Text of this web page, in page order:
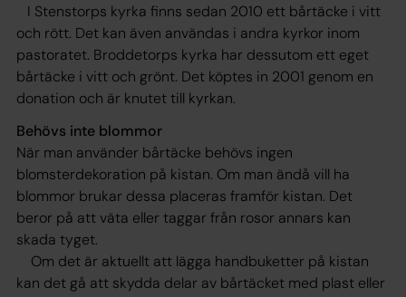
I Stenstorps kyrka finns sedan 2010 ett bårtäcke i vitt
och rött. Det kan även användas i andra kyrkor inom
pastoratet. Broddetorps kyrka har dessutom ett eget
bårtäcke i vitt och grönt. Det köptes in 2001 genom en
donation och är knutet till kyrkan.
Behövs inte blommor
När man använder bårtäcke behövs ingen
blomsterdekoration på kistan. Om man ändå vill ha
blommor brukar dessa placeras framför kistan. Det
beror på att väta eller taggar från rosor annars kan
skada tyget.
Om det är aktuellt att lägga handbuketter på kistan
kan det gå att skydda delar av bårtäcket med plast eller